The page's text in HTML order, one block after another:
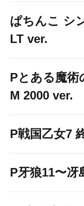
ぱちんこ シ
LT ver.
Pとある魔術
M 2000 ver.
P戦国乙女7
P牙狼11〜冴